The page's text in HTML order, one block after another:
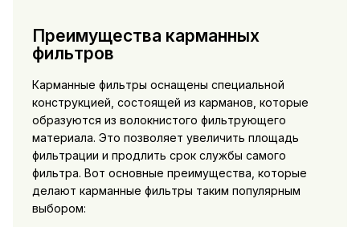
Преимущества карманных
фильтров
Карманные фильтры оснащены специальной
конструкцией, состоящей из карманов, которые
образуются из волокнистого фильтрующего
материала. Это позволяет увеличить площадь
фильтрации и продлить срок службы самого
фильтра. Вот основные преимущества, которые
делают карманные фильтры таким популярным
выбором: